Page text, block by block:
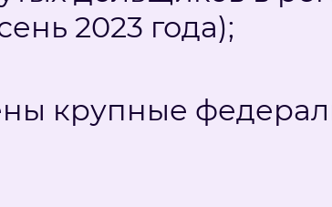
2023 года);
крупные